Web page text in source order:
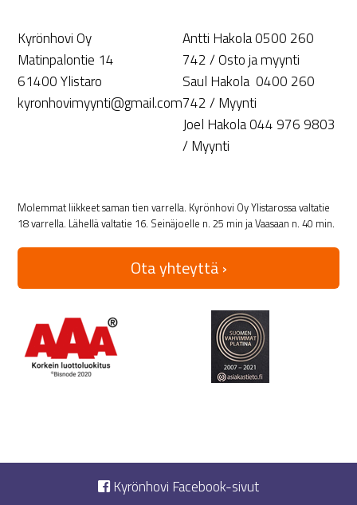
Kyrönhovi Oy
Matinpalontie 14
61400 Ylistaro
kyronhovimyynti@gmail.com
Antti Hakola 0500 260
742 / Osto ja myynti
Saul Hakola 0400 260
742 / Myynti
Joel Hakola 044 976 9803
/ Myynti
Molemmat liikkeet saman tien varrella. Kyrönhovi Oy Ylistarossa valtatie
18 varrella. Lähellä valtatie 16. Seinäjoelle n. 25 min ja Vaasaan n. 40 min.
Ota yhteyttä ›
Kyrönhovi Facebook-sivut